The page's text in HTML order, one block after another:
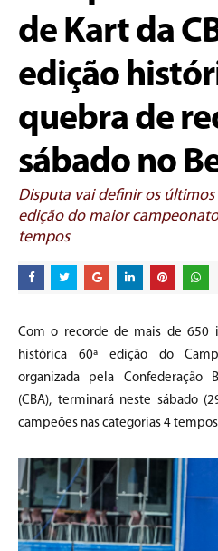
de Kart da
edição
quebra de
sábado no
Disputa vai definir os últimos
edição do maior
tempos
Com o recorde de mais de 650
histórica 60ª edição do
organizada pela Confederação
(CBA), terminará neste sábado
campeões nas categorias 4